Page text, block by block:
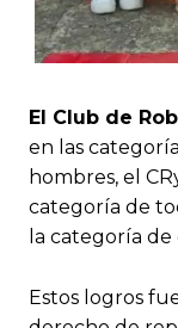
El Club de
en las
hombres, el
categoría de
la categoría
Estos logros